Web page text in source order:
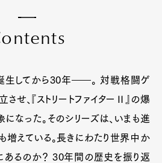
ontents
誕生してから30年――。 対戦格闘ゲ
させ、『ストリートファイターⅡ』の爆
なった。そのシリーズは、いまも進
増えている。長きにわたり世界中か
あるのか？ 30年間の歴史を振り返